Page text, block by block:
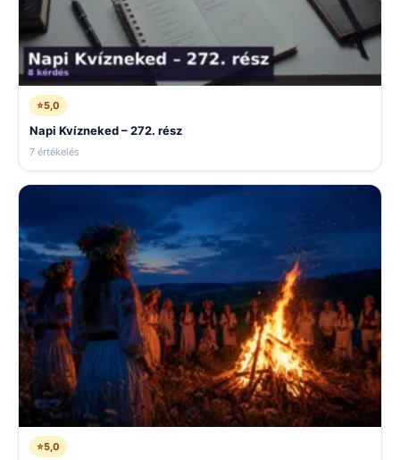
⭐5,0
Napi Kvízneked – 272. rész
7 értékelés
⭐5,0